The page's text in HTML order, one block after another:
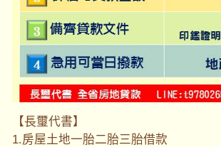
【長璽代書】
1.房屋土地一胎二胎三胎借款